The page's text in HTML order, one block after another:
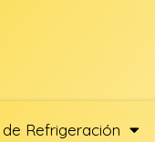
de Refrigeración